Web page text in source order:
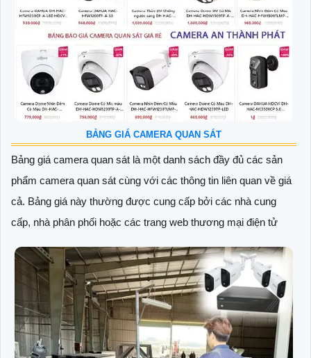
BẢNG GIÁ CAMERA QUAN SÁT
Bảng giá camera quan sát là một danh sách đầy đủ các sản
phẩm camera quan sát cùng với các thông tin liên quan về giá
cả. Bảng giá này thường được cung cấp bởi các nhà cung
cấp, nhà phân phối hoặc các trang web thương mại điện tử